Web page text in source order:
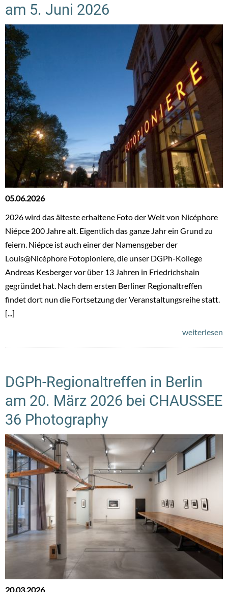
am 5. Juni 2026
05.06.2026
2026 wird das älteste erhaltene Foto der Welt von Nicéphore
Niépce 200 Jahre alt. Eigentlich das ganze Jahr ein Grund zu
feiern. Niépce ist auch einer der Namensgeber der
Louis@Nicéphore Fotopioniere, die unser DGPh-Kollege
Andreas Kesberger vor über 13 Jahren in Friedrichshain
gegründet hat. Nach dem ersten Berliner Regionaltreffen
findet dort nun die Fortsetzung der Veranstaltungsreihe statt.
[...]
weiterlesen
DGPh-Regionaltreffen in Berlin
am 20. März 2026 bei CHAUSSEE
36 Photography
20.03.2026